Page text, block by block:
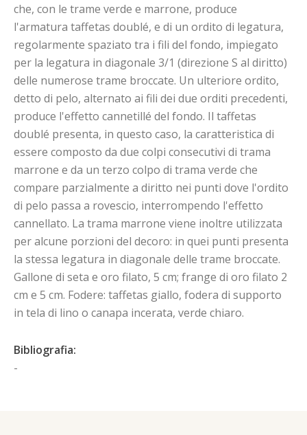
che, con le trame verde e marrone, produce
l'armatura taffetas doublé, e di un ordito di legatura,
regolarmente spaziato tra i fili del fondo, impiegato
per la legatura in diagonale 3/1 (direzione S al diritto)
delle numerose trame broccate. Un ulteriore ordito,
detto di pelo, alternato ai fili dei due orditi precedenti,
produce l'effetto cannetillé del fondo. Il taffetas
doublé presenta, in questo caso, la caratteristica di
essere composto da due colpi consecutivi di trama
marrone e da un terzo colpo di trama verde che
compare parzialmente a diritto nei punti dove l'ordito
di pelo passa a rovescio, interrompendo l'effetto
cannellato. La trama marrone viene inoltre utilizzata
per alcune porzioni del decoro: in quei punti presenta
la stessa legatura in diagonale delle trame broccate.
Gallone di seta e oro filato, 5 cm; frange di oro filato 2
cm e 5 cm. Fodere: taffetas giallo, fodera di supporto
in tela di lino o canapa incerata, verde chiaro.
Bibliografia:
-